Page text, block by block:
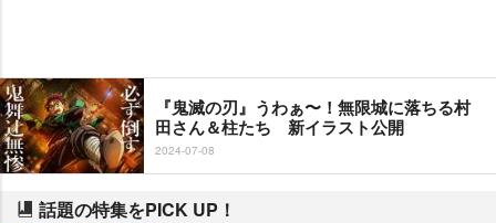
『鬼滅の刃』うわぁ〜！無限城に落ちる村
田さん＆柱たち 新イラスト公開
2024-07-08
話題の特集をPICK UP！